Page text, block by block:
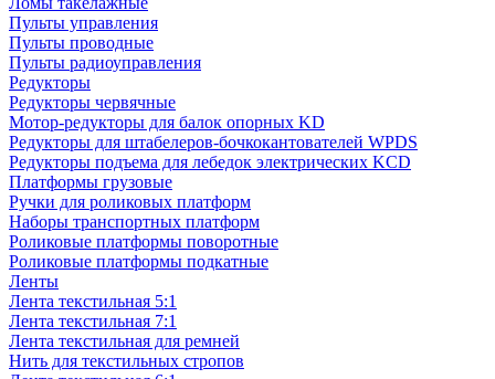
Пульты управления
Пульты проводные
Пульты радиоуправления
Редукторы
Редукторы червячные
Мотор-редукторы для балок опорных KD
Редукторы для штабелеров-бочкокантователей WPDS
Редукторы подъема для лебедок электрических KCD
Платформы грузовые
Ручки для роликовых платформ
Наборы транспортных платформ
Роликовые платформы поворотные
Роликовые платформы подкатные
Ленты
Лента текстильная 5:1
Лента текстильная 7:1
Лента текстильная для ремней
Нить для текстильных стропов